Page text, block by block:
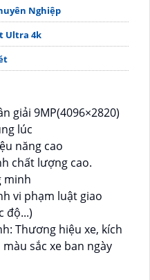
Nghiệp
Ultra 4k
giải 9MP(4096×2820)
lúc
năng cao
chất lượng cao.
minh
vi phạm luật giao
độ...)
Thương hiệu xe, kích
sắc xe ban ngày